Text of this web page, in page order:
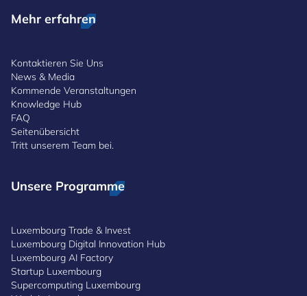
Mehr erfahren
Kontaktieren Sie Uns
News & Media
Kommende Veranstaltungen
Knowledge Hub
FAQ
Seitenübersicht
Tritt unserem Team bei.
Unsere Programme
Luxembourg Trade & Invest
Luxembourg Digital Innovation Hub
Luxembourg AI Factory
Startup Luxembourg
Supercomputing Luxembourg